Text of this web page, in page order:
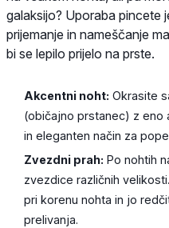
galaksijo? Uporaba pincete
prijemanje in nameščanje
bi se lepilo prijelo na prste.
Akcentni noht: Okrasite
(običajno prstanec) z eno
in eleganten način za
Zvezdni prah: Po nohtih
zvezdice različnih
pri korenu nohta in jo
prelivanja.